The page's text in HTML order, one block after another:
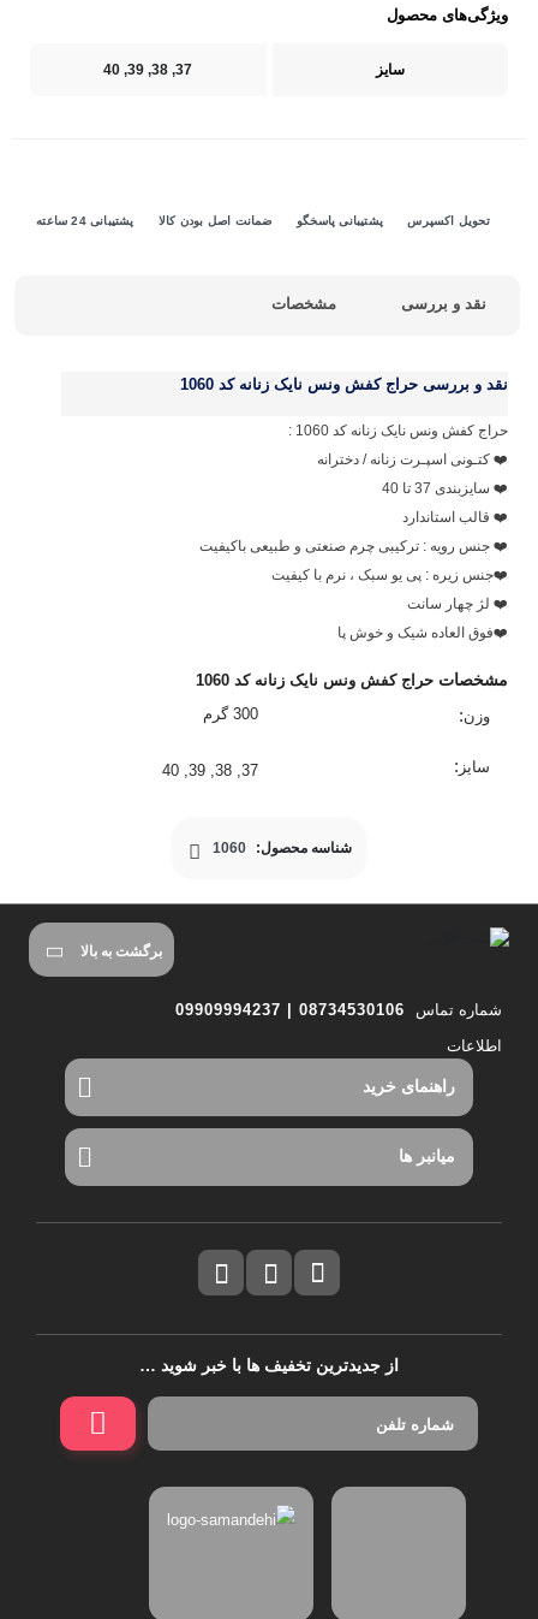
ویژگی‌های محصول
سایز 37, 38, 39, 40
تحویل اکسپرس پشتیبانی پاسخگو ضمانت اصل بودن کالا پشتیبانی 24 ساعته
نقد و بررسی مشخصات
نقد و بررسی حراج کفش ونس نایک زنانه کد 1060
حراج کفش ونس نایک زنانه کد 1060 :
❤️ کتـونی اسپـرت زنانه / دخترانه
❤️ سایزبندی 37 تا 40
❤️ قالب استاندارد
❤️ جنس رویه : ترکیبی چرم صنعتی و طبیعی باکیفیت
❤️جنس زیره : پی یو سبک ، نرم با کیفیت
❤️ لژ چهار سانت
❤️فوق العاده شیک و خوش پا
مشخصات حراج کفش ونس نایک زنانه کد 1060
وزن
300 گرم
سایز 37, 38, 39, 40
شناسه محصول: 1060
برگشت به بالا
شماره تماس
08734530106 | 09909994237
اطلاعات
راهنمای خرید
میانبر ها
از جدیدترین تخفیف ها با خبر شوید …